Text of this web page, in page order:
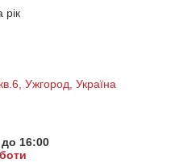
рік
Ужгород, Україна
16:00